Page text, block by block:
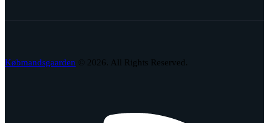
Købmandsgaarden © 2026. All Rights Reserved.